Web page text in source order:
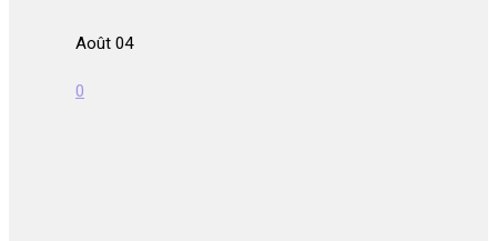
Août 04
0